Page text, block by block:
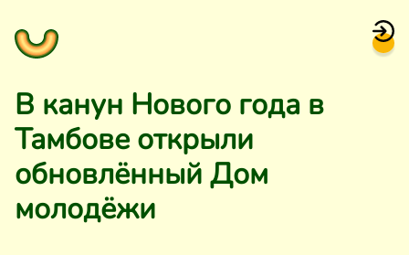
В канун Нового года в
Тамбове открыли
обновлённый Дом
молодёжи